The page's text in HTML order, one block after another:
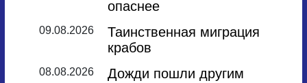
опаснее
09.08.2026
Таинственная миграция
крабов
08.08.2026
Дожди пошли другим